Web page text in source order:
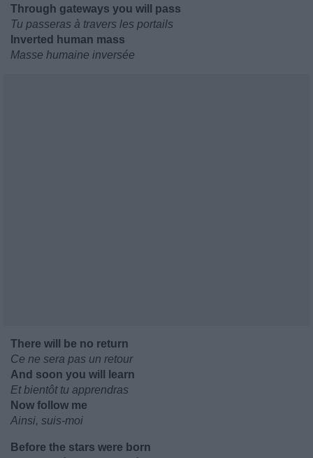
Through gateways you will pass
Tu passeras à travers les portails
Inverted human mass
Masse humaine inversée
There will be no return
Ce ne sera pas un retour
And soon you will learn
Et bientôt tu apprendras
Now follow me
Ainsi, suis-moi
Before the stars were born